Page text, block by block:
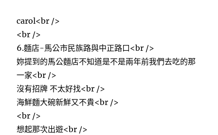
carol<br />
<br />
6.麵店-馬公市民族路與中正路口<br />
妳提到的馬公麵店不知道是不是兩年前我們去吃的那
一家<br />
沒有招牌 不太好找<br />
海鮮麵大碗新鮮又不貴<br />
<br />
想起那次出遊<br />